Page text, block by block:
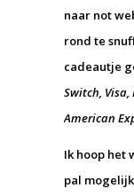
naar not
rond te
cadeautje
Switch,
American
Ik hoop het
pal